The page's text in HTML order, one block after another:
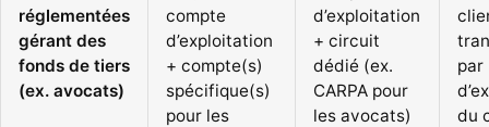
réglementées
gérant des
fonds de tiers
(ex. avocats)
compte
d’exploitation
+ compte(s)
spécifique(s)
pour les
d’exploitation
+ circuit
dédié (ex.
CARPA pour
les avocats)
par
du